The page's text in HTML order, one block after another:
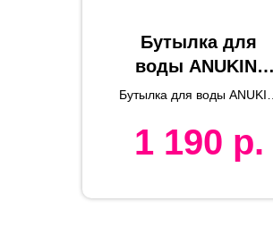
Бутылка для
воды ANUKIN,
белая, 770 мл,
сталь
Бутылка для воды ANUKIN,
сталь
1 190 р.